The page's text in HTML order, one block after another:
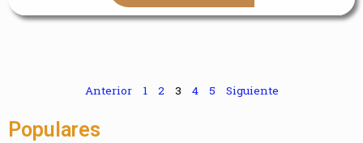
Anterior 1 2 3 4 5 Siguiente
Populares